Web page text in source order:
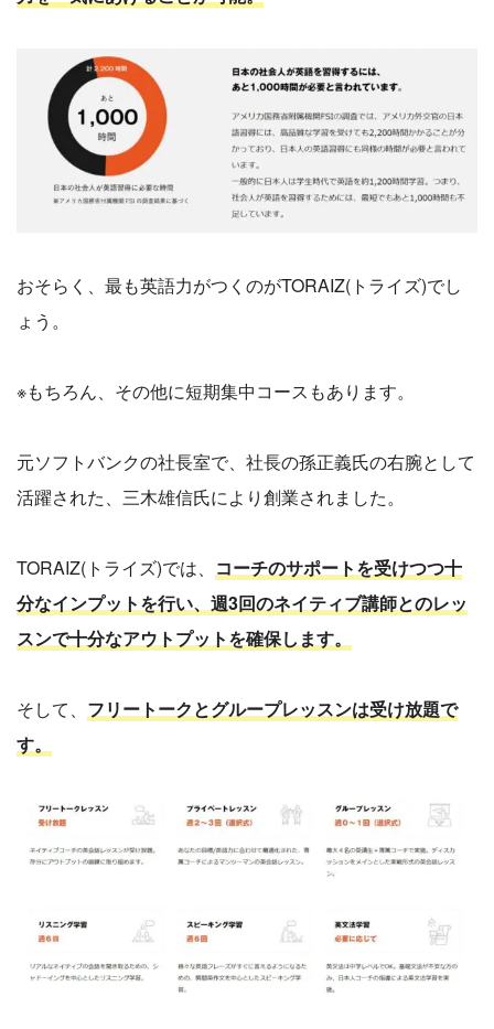
おそらく、最も英語力がつくのがTORAIZ(トライズ)でし
ょう。
※もちろん、その他に短期集中コースもあります。
元ソフトバンクの社長室で、社長の孫正義氏の右腕として
活躍された、三木雄信氏により創業されました。
TORAIZ(トライズ)では、 コーチのサポートを受けつつ十
分なインプットを行い、週3回のネイティブ講師とのレッ
スンで十分なアウトプットを確保します。
そして、 フリートークとグループレッスンは受け放題で
す。